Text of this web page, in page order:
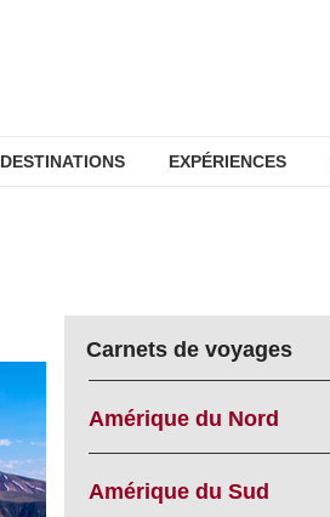
DESTINATIONS EXPÉRIENCES
Carnets de voyages
Amérique du Nord
Amérique du Sud